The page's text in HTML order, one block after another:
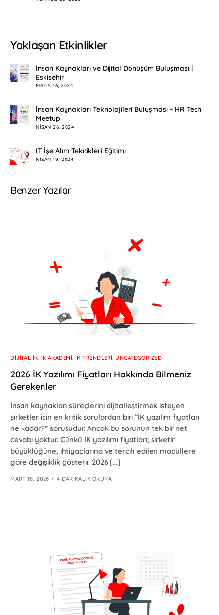
Yaklaşan Etkinlikler
İnsan Kaynakları ve Dijital Dönüşüm Buluşması |
Eskişehir
MAYIS 16, 2024
İnsan Kaynakları Teknolojileri Buluşması – HR Tech
Meetup
NISAN 26, 2024
IT İşe Alım Teknikleri Eğitimi
NISAN 19, 2024
Benzer Yazılar
DIJITAL İK, İK AKADEMI, İK TRENDLERI,UNCATEGORIZED
2026 İK Yazılımı Fiyatları Hakkında Bilmeniz
Gerekenler
İnsan kaynakları süreçlerini dijitalleştirmek isteyen
şirketler için en kritik sorulardan biri “İK yazılım fiyatları
ne kadar?” sorusudur. Ancak bu sorunun tek bir net
cevabı yoktur. Çünkü İK yazılımı fiyatları; şirketin
büyüklüğüne, ihtiyaçlarına ve tercih edilen modüllere
göre değişiklik gösterir. 2026 […]
MART 18, 2026 4 DAKIKALIK OKUMA